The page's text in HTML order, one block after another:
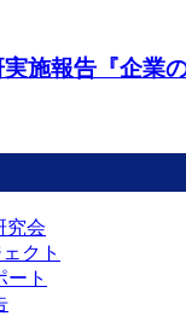
施報告『企業
究会
クト
ート